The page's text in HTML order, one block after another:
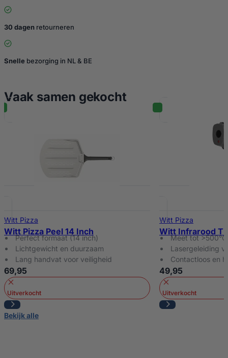
30 dagen retourneren
Snelle bezorging in NL & BE
Vaak samen gekocht
Witt Pizza
Witt Pizza Peel 14 Inch
Perfect formaat (14 inch)
Lichtgewicht en duurzaam
Lang handvat voor veiligheid
69,95
Uitverkocht
Witt Pizza
Witt Infrarood
Meet tot
Lasergeleiding
Contactloos en
49,95
Uitverkocht
Bekijk alle